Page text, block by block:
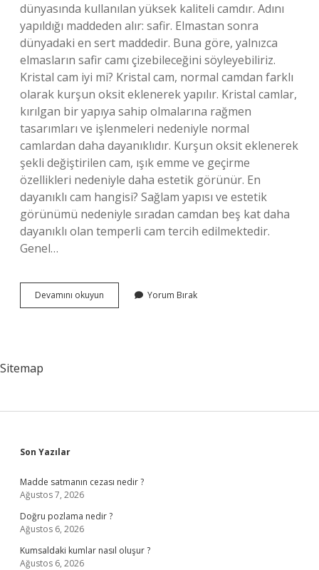
dünyasında kullanılan yüksek kaliteli camdır. Adını
yapıldığı maddeden alır: safir. Elmastan sonra
dünyadaki en sert maddedir. Buna göre, yalnızca
elmasların safir camı çizebileceğini söyleyebiliriz.
Kristal cam iyi mi? Kristal cam, normal camdan farklı
olarak kurşun oksit eklenerek yapılır. Kristal camlar,
kırılgan bir yapıya sahip olmalarına rağmen
tasarımları ve işlenmeleri nedeniyle normal
camlardan daha dayanıklıdır. Kurşun oksit eklenerek
şekli değiştirilen cam, ışık emme ve geçirme
özellikleri nedeniyle daha estetik görünür. En
dayanıklı cam hangisi? Sağlam yapısı ve estetik
görünümü nedeniyle sıradan camdan beş kat daha
dayanıklı olan temperli cam tercih edilmektedir.
Genel…
Devamını okuyun
Cam
Yorum Bırak
Sitemap
Sidebar
Son Yazılar
Madde satmanın cezası nedir ?
Ağustos 7, 2026
Doğru pozlama nedir ?
Ağustos 6, 2026
Kumsaldaki kumlar nasıl oluşur ?
Ağustos 6, 2026